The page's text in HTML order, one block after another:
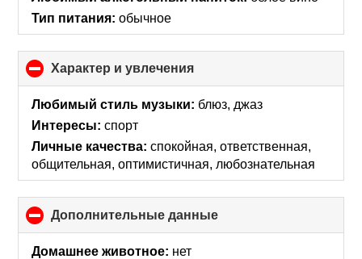
Тип питания: обычное
Характер и увлечения
to
collapse
Любимый стиль музыки: блюз, джаз
Интересы: спорт
Личные качества: спокойная, ответственная,
общительная, оптимистичная, любознательная
Дополнительные данные
to
Домашнее животное: нет